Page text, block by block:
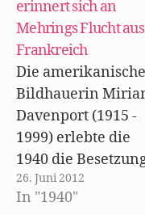
r
g
e
ö
f
f
n
e
t
)
n
e
t
)
r
g
f
f
n
e
t
)
erinnert sich an
Mehrings Flucht aus
Frankreich
Die amerikanische
Bildhauerin
Davenport (1915 -
1999) erlebte die
1940 die
Frankreichs durch
deutsche Truppen
26. Juni 2012
In "1940"